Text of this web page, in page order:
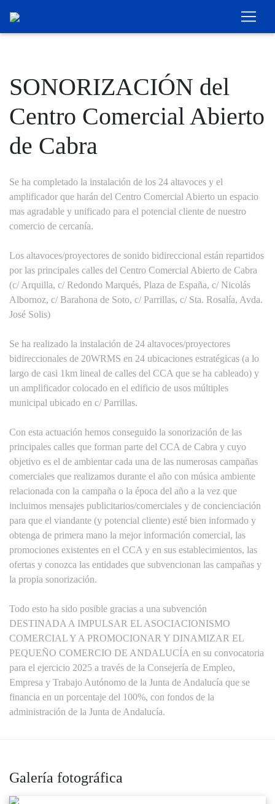
SONORIZACIÓN del
Centro Comercial Abierto
de Cabra
Se ha completado la instalación de los 24 altavoces y el
amplificador que harán del Centro Comercial Abierto un espacio
mas agradable y unificado para el potencial cliente de nuestro
comercio de cercanía.
Los altavoces/proyectores de sonido bidireccional están repartidos
por las principales calles del Centro Comercial Abierto de Cabra
(c/ Arquilla, c/ Redondo Marqués, Plaza de España, c/ Nicolás
Albornoz, c/ Barahona de Soto, c/ Parrillas, c/ Sta. Rosalía, Avda.
José Solis)
Se ha realizado la instalación de 24 altavoces/proyectores
bidireccionales de 20WRMS en 24 ubicaciones estratégicas (a lo
largo de casi 1km lineal de calles del CCA que se ha cableado) y
un amplificador colocado en el edificio de usos múltiples
municipal ubicado en c/ Parrillas.
Con esta actuación hemos conseguido la sonorización de las
principales calles que forman parte del CCA de Cabra y cuyo
objetivo es el de ambientar cada una de las numerosas campañas
comerciales que realizamos durante el año con música ambiente
relacionada con la campaña o la época del año a la vez que
incluimos mensajes publicitarios/comerciales y de concienciación
para que el viandante (y potencial cliente) esté bien informado y
obtenga de primera mano la mejor información comercial, las
promociones existentes en el CCA y en sus establecimientos, las
ofertas y conozca las entidades que subvencionan las campañas y
la propia sonorización.
Todo esto ha sido posible gracias a una subvención
DESTINADA A IMPULSAR EL ASOCIACIONISMO
COMERCIAL Y A PROMOCIONAR Y DINAMIZAR EL
PEQUEÑO COMERCIO DE ANDALUCÍA en su convocatoria
para el ejercicio 2025 a través de la Consejería de Empleo,
Empresa y Trabajo Autónomo de la Junta de Andalucía que se
financia en un porcentaje del 100%, con fondos de la
administración de la Junta de Andalucía.
Galería fotográfica